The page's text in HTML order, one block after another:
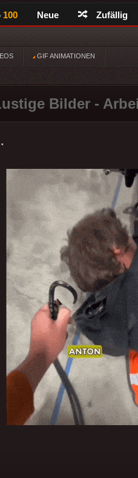
100 Neue Zufällig
GIF ANIMATIONEN
Bilder -